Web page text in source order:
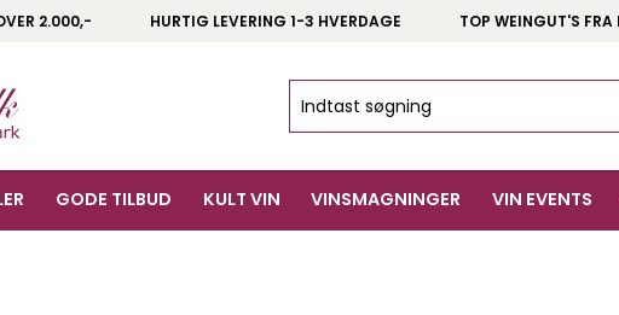
2.000,- HURTIG LEVERING 1-3 HVERDAGE TOP WEINGUT'S FRA
GODE TILBUD KULT VIN VINSMAGNINGER VIN EVENTS